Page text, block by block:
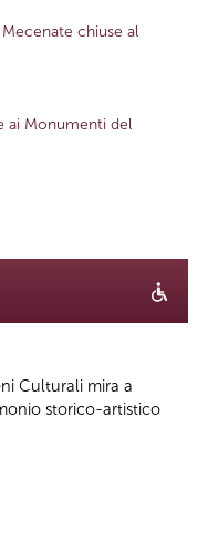
chiuse al
ai Monumenti del
Culturali mira a
storico-artistico